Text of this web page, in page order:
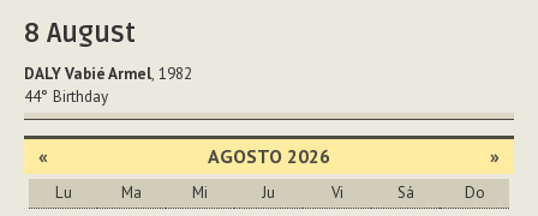
8 August
DALY Vabié Armel, 1982
44° Birthday
« AGOSTO 2026 »
Lu Ma Mi Ju Vi Sá Do